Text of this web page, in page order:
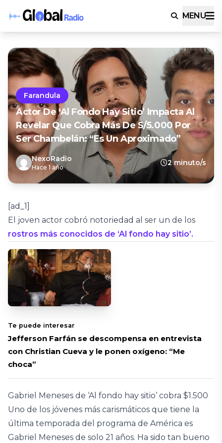
MENU
Farandula
Actor De ‘Al Fondo Hay Sitio’ Impacta Al
Revelar Que Cobra Más De S/5.000 Por
Ser Chambelán: “Es Un Aproximado”
NexoRadio
Hace 1 año
2 minuto/s
[ad_1]
El joven actor cobró notoriedad al ser un de los
rostros más conocidos de ‘Al fondo hay sitio’.
Te puede interesar
Jefferson Farfán se descompensa en entrevista
con Christian Cueva y le ponen oxígeno: “Me
choca”
Gabriel Meneses de ‘Al fondo hay sitio’ cobra $1.500
Uno de los jóvenes más carismáticos que tiene la
última temporada del programa de América es
Gabriel Meneses de solo 21 años. Ha sido tan bueno